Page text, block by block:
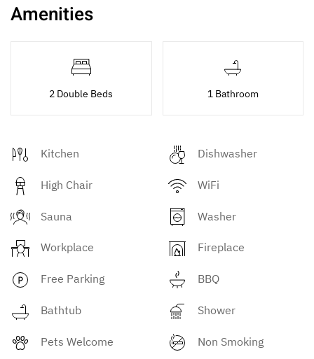
Amenities
2 Double Beds 1 Bathroom
Kitchen Dishwasher
High Chair WiFi
Sauna Washer
Workplace Fireplace
Free Parking BBQ
Bathtub Shower
Pets Welcome Non Smoking